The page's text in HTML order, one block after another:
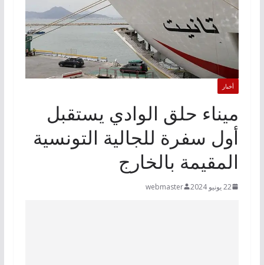
أخبار
ميناء حلق الوادي يستقبل
أول سفرة للجالية التونسية
المقيمة بالخارج
22 يونيو 2024 webmaster